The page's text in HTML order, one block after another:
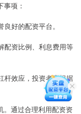
项：
好的配资平台。
配资比例、利息费用等
杆效应，投资者应根据
。通过合理利用配资资